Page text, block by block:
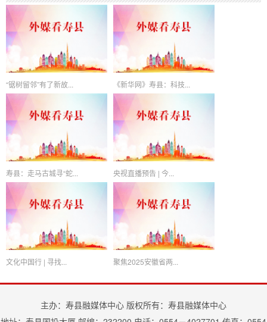
“锯树留邻”有了新故... 《新华网》寿县：科技...
寿县：走马古城寻“蛇... 央视直播预告 | 今...
文化中国行 | 寻找... 聚焦2025安徽省两...
主办：寿县融媒体中心 版权所有：寿县融媒体中心